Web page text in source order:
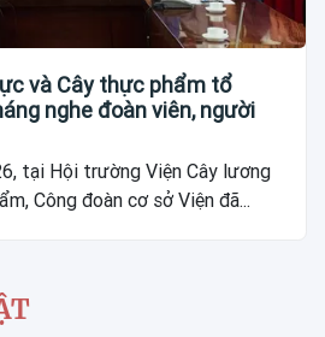
và Cây thực phẩm tổ
nghe đoàn viên, người
tại Hội trường Viện Cây lương
Công đoàn cơ sở Viện đã...